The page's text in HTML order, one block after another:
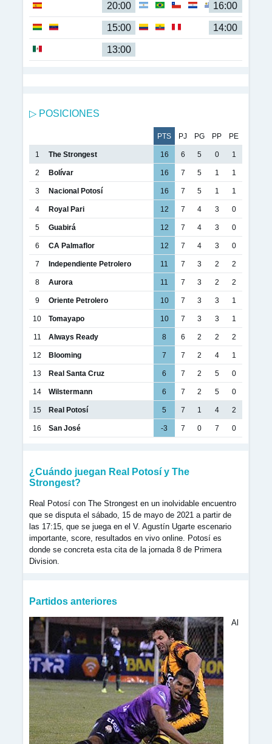
20:00 16:00
15:00 14:00
13:00
▷ POSICIONES
PTS PJ PG PP PE
1 The Strongest 16 6 5 0 1
2 Bolívar 16 7 5 1 1
3 Nacional Potosí 16 7 5 1 1
4 Royal Pari 12 7 4 3 0
5 Guabirá 12 7 4 3 0
6 CA Palmaflor 12 7 4 3 0
7 Independiente Petrolero 11 7 3 2 2
8 Aurora 11 7 3 2 2
9 Oriente Petrolero 10 7 3 3 1
10 Tomayapo 10 7 3 3 1
11 Always Ready 8 6 2 2 2
12 Blooming 7 7 2 4 1
13 Real Santa Cruz 6 7 2 5 0
14 Wilstermann 6 7 2 5 0
15 Real Potosí 5 7 1 4 2
16 San José -3 7 0 7 0
¿Cuándo juegan Real Potosí y The
Strongest?
Real Potosí con The Strongest en un inolvidable encuentro
que se disputa el sábado, 15 de mayo de 2021 a partir de
las 17:15, que se juega en el V. Agustín Ugarte escenario
importante, score, resultados en vivo online. Potosí es
donde se concreta esta cita de la jornada 8 de Primera
Division.
Partidos anteriores
Al